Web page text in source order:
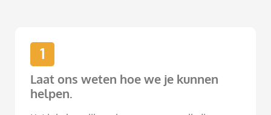
1
Laat ons weten hoe we je kunnen
helpen.